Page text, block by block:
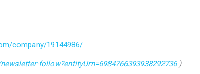
company/19144986/
follow?entityUrn=6984766393938292736)